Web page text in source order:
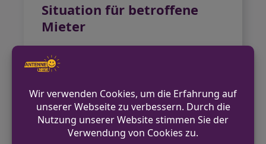
Situation für betroffene
Mieter
Die betroffenen Bewohner stehen nun
vor einer ungewissen Situation.
Newsflash24
Gebäude aufgrund der erheblichen
Bauschäden teilweise nicht mehr
bewohnbar ist. Wann die Mieter in ihre
Wohnungen zurückkehren können, ist
derzeit unklar.